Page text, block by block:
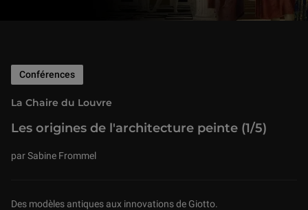
Les origines de l'architecture peinte (1/5)
Conférences
La Chaire du Louvre
par Sabine Frommel
Des modèles antiques aux innovations de Giotto.